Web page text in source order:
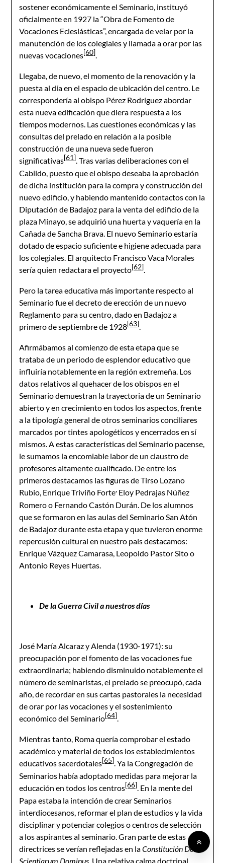
sostener económicamente el Seminario, instituyó
oficialmente en 1927 la “Obra de Fomento de
Vocaciones Eclesiásticas”, encargada de velar por la
manutención de los colegiales y llamada a orar por las
nuevas vocaciones[60].
Llegaba, de nuevo, el momento de la renovación y la
puesta al día en el espacio de ubicación del centro. Le
correspondería al obispo Pérez Rodríguez abordar
esta nueva edificación que diera respuesta a los
tiempos modernos. Las cuestiones económicas y las
consultas del prelado en relación a la posible
construcción de una nueva sede fueron
significativas[61]. Tras varias deliberaciones con el
Cabildo, puesto que el obispo deseaba la aprobación
de dicha institución para la compra y construcción del
nuevo edificio, y habiendo mantenido contactos con la
Diputación de Badajoz para la venta del edificio de la
plaza Minayo, se adquirió una huerta y vaquería en la
Cañada de Sancha Brava. El nuevo Seminario estaría
dotado de espacio suficiente e higiene adecuada para
los colegiales. El arquitecto Francisco Vaca Morales
sería quien redactara el proyecto[62].
Pero la tarea educativa más importante respecto al
Seminario fue el decreto de erección de un nuevo
Reglamento para su centro, dado en Badajoz a
primero de septiembre de 1928[63].
Afirmábamos al comienzo de esta etapa que se
trataba de un periodo de esplendor educativo que
influiría notablemente en la región extremeña. Los
datos relativos al quehacer de los obispos en el
Seminario demuestran la trayectoria de un Seminario
abierto y en crecimiento en todos los aspectos, frente
a la tipología general de otros seminarios conciliares
marcados por tintes apologéticos y encerrados en sí
mismos. A estas características del Seminario pacense,
le sumamos la encomiable labor de un claustro de
profesores altamente cualificado. De entre los
primeros destacamos las figuras de Tirso Lozano
Rubio, Enrique Triviño Forte, Eloy Pedrajas Núñez
Romero o Fernando Castón Durán. De los alumnos
que se formaron en las aulas del Seminario San Atón
de Badajoz durante esta etapa y que tuvieron enorme
repercusión cultural en nuestro país destacamos:
Enrique Vázquez Camarasa, Leopoldo Pastor Sito o
Antonio Reyes Huertas.
De la Guerra Civil a nuestros días
José María Alcaraz y Alenda (1930-1971): su
preocupación por el fomento de las vocaciones fue
extraordinaria; habiendo disminuido notablemente el
número de seminaristas, el prelado se preocupó, cada
año, de recordar en sus cartas pastorales la necesidad
de orar por las vocaciones y el sostenimiento
económico del Seminario[64].
Mientras tanto, Roma quería comprobar el estado
académico y material de todos los establecimientos
educativos sacerdotales[65]. Ya la Congregación de
Seminarios había adoptado medidas para mejorar la
educación en todos los centros[66]. En la mente del
Papa estaba la intención de crear Seminarios
interdiocesanos, reformar el plan de estudios y la vida
disciplinar y potenciar colegios o centros de selección
a los aspirantes al seminario. Gran parte de estas
directrices se verían reflejadas en laConstitución Deus
Scientiarum Dominus . Una relativa calma doctrinal